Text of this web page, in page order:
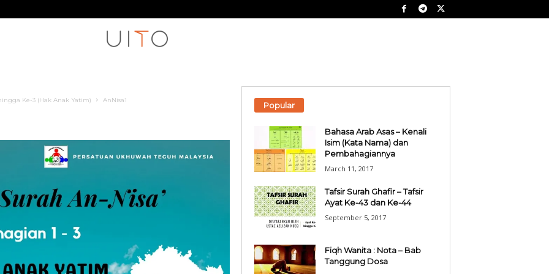
Ke-3 (Hak Anak Yatim) AnNisa1
Popular
Bahasa Arab Asas – Kenali
Isim (Kata Nama) dan
Pembahagiannya
March 11, 2017
Tafsir Surah Ghafir – Tafsir
Ayat Ke-43 dan Ke-44
September 5, 2017
Fiqh Wanita : Nota – Bab
Tanggung Dosa